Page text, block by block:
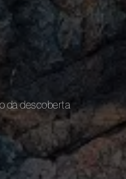
da descoberta